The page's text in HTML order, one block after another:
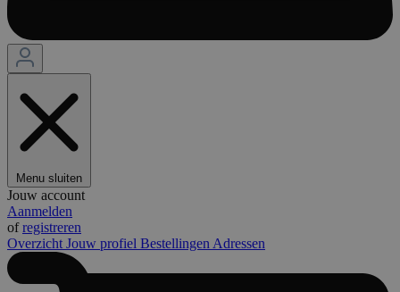
Menu sluiten
Jouw account
Aanmelden
ofregistreren
Overzicht Jouw profiel Bestellingen Adressen